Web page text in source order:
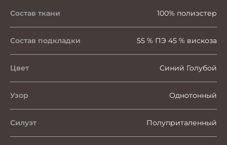
Состав ткани 100% полиэстер
Состав подкладки 55 % ПЭ 45 % вискоза
Цвет Синий Голубой
Узор Однотонный
Силуэт Полуприталенный